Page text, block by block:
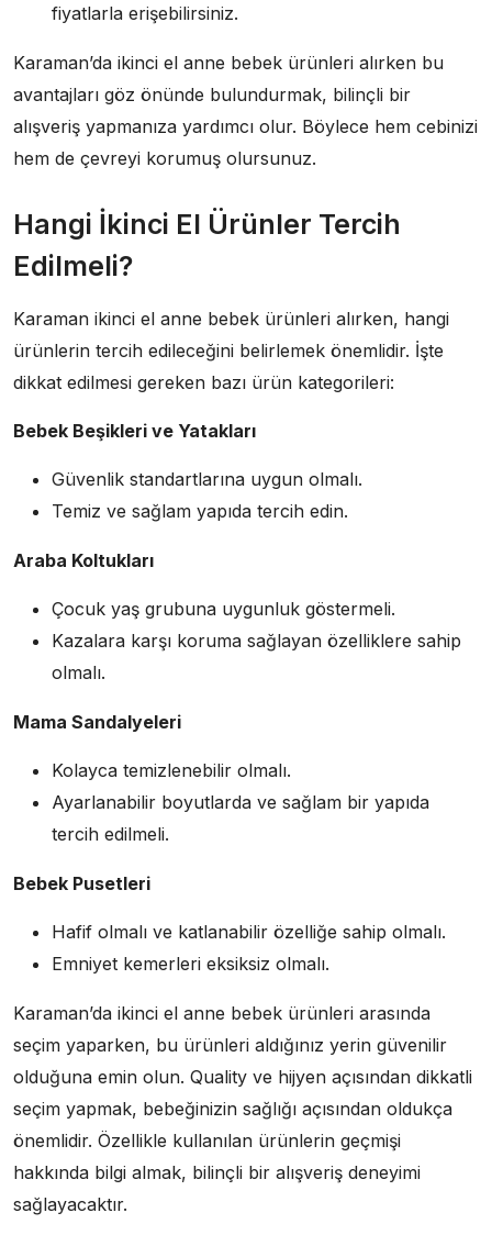
fiyatlarla erişebilirsiniz.
Karaman’da ikinci el anne bebek ürünleri alırken bu
avantajları göz önünde bulundurmak, bilinçli bir
alışveriş yapmanıza yardımcı olur. Böylece hem cebinizi
hem de çevreyi korumuş olursunuz.
Hangi İkinci El Ürünler Tercih
Edilmeli?
Karaman ikinci el anne bebek ürünleri alırken, hangi
ürünlerin tercih edileceğini belirlemek önemlidir. İşte
dikkat edilmesi gereken bazı ürün kategorileri:
Bebek Beşikleri ve Yatakları
Güvenlik standartlarına uygun olmalı.
Temiz ve sağlam yapıda tercih edin.
Araba Koltukları
Çocuk yaş grubuna uygunluk göstermeli.
Kazalara karşı koruma sağlayan özelliklere sahip
olmalı.
Mama Sandalyeleri
Kolayca temizlenebilir olmalı.
Ayarlanabilir boyutlarda ve sağlam bir yapıda
tercih edilmeli.
Bebek Pusetleri
Hafif olmalı ve katlanabilir özelliğe sahip olmalı.
Emniyet kemerleri eksiksiz olmalı.
Karaman’da ikinci el anne bebek ürünleri arasında
seçim yaparken, bu ürünleri aldığınız yerin güvenilir
olduğuna emin olun. Quality ve hijyen açısından dikkatli
seçim yapmak, bebeğinizin sağlığı açısından oldukça
önemlidir. Özellikle kullanılan ürünlerin geçmişi
hakkında bilgi almak, bilinçli bir alışveriş deneyimi
sağlayacaktır.